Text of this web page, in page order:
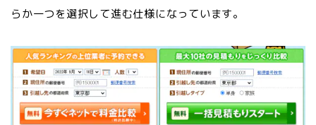
らか一つを選択して進む仕様になっています。